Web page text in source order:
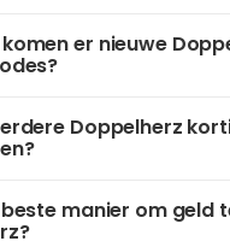
er nieuwe
Doppelherz
manier om geld